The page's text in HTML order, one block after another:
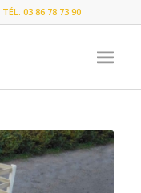
TÉL. 03 86 78 73 90